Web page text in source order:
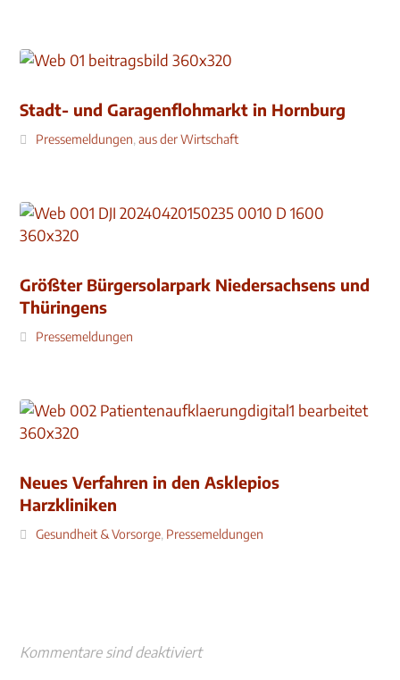
Stadt- und Garagenflohmarkt in Hornburg
Pressemeldungen,aus der Wirtschaft
Größter Bürgersolarpark Niedersachsens und
Thüringens
Pressemeldungen
Neues Verfahren in den Asklepios
Harzkliniken
Gesundheit & Vorsorge, Pressemeldungen
Kommentare sind deaktiviert